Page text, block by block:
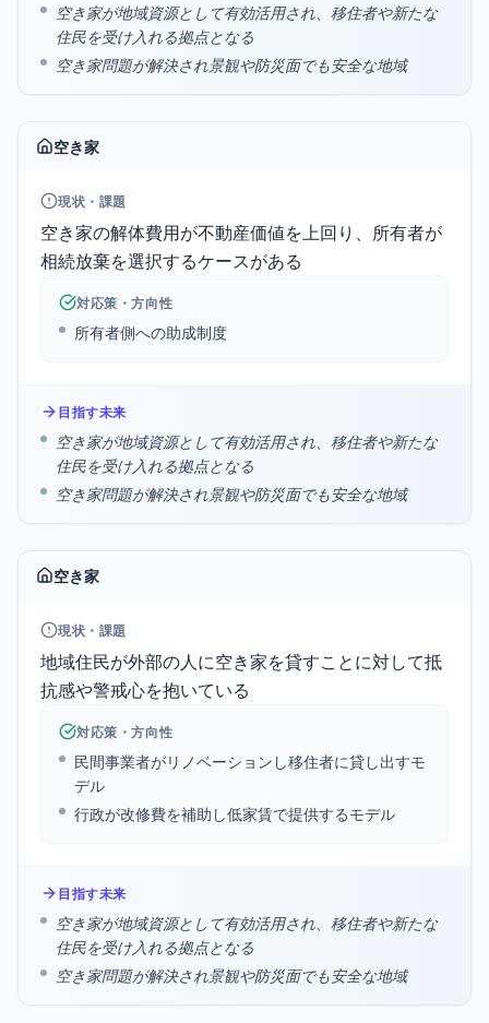
空き家が地域資源として有効活用され、移住者や新たな
住民を受け入れる拠点となる
空き家問題が解決され景観や防災面でも安全な地域
空き家
現状・課題
空き家の解体費用が不動産価値を上回り、所有者が
相続放棄を選択するケースがある
対応策・方向性
所有者側への助成制度
目指す未来
空き家が地域資源として有効活用され、移住者や新たな
住民を受け入れる拠点となる
空き家問題が解決され景観や防災面でも安全な地域
空き家
現状・課題
地域住民が外部の人に空き家を貸すことに対して抵
抗感や警戒心を抱いている
対応策・方向性
民間事業者がリノベーションし移住者に貸し出すモ
デル
行政が改修費を補助し低家賃で提供するモデル
目指す未来
空き家が地域資源として有効活用され、移住者や新たな
住民を受け入れる拠点となる
空き家問題が解決され景観や防災面でも安全な地域